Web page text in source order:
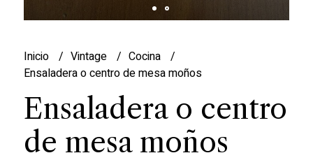
Inicio Vintage
Cocina
Ensaladera o centro de mesa moños
Ensaladera o centro
de mesa moños